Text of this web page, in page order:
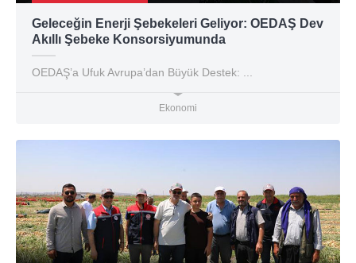
Geleceğin Enerji Şebekeleri Geliyor: OEDAŞ Dev
Akıllı Şebeke Konsorsiyumunda
OEDAŞ’a Ufuk Avrupa’dan Büyük Destek: ...
Ekonomi